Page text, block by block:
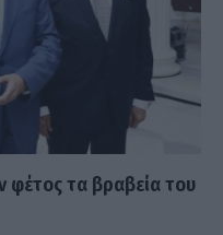
φέτος τα βραβεία του